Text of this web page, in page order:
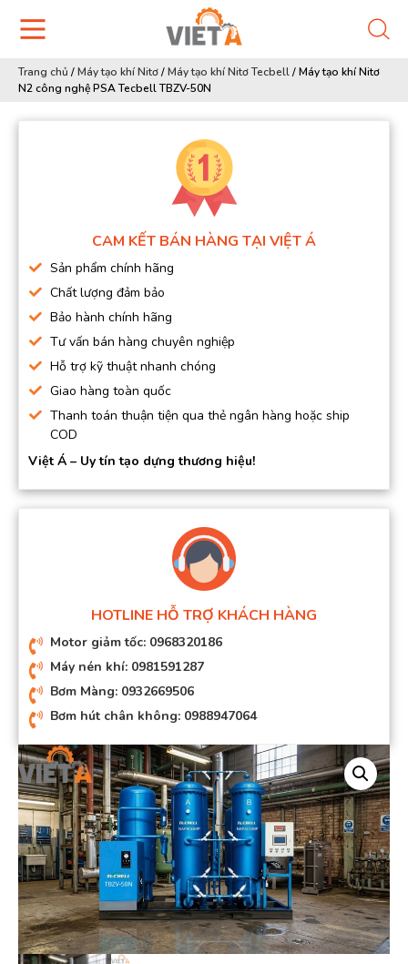
Trang chủ /Máy tạo khí Nitơ/Máy tạo khí Nitơ Tecbell/Máy tạo khí Nitơ
N2 công nghệ PSA Tecbell TBZV-50N
CAM KẾT BÁN HÀNG TẠI VIỆT Á
Sản phẩm chính hãng
Chất lượng đảm bảo
Bảo hành chính hãng
Tư vấn bán hàng chuyên nghiệp
Hỗ trợ kỹ thuật nhanh chóng
Giao hàng toàn quốc
Thanh toán thuận tiện qua thẻ ngân hàng hoặc ship
COD
Việt Á – Uy tín tạo dựng thương hiệu!
HOTLINE HỖ TRỢ KHÁCH HÀNG
Motor giảm tốc: 0968320186
Máy nén khí: 0981591287
Bơm Màng: 0932669506
Bơm hút chân không: 0988947064